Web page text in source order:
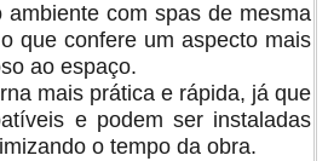
ambiente com spas de mesma
que confere um aspecto mais
ao espaço.
mais prática e rápida, já que
e podem ser instaladas
o tempo da obra.